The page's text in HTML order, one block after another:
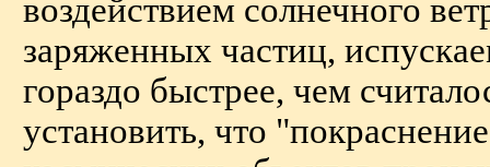
воздействием солнечного
заряженных частиц,
гораздо быстрее, чем
установить, что